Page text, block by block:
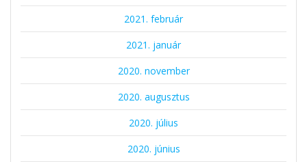
2021. február
2021. január
2020. november
2020. augusztus
2020. július
2020. június